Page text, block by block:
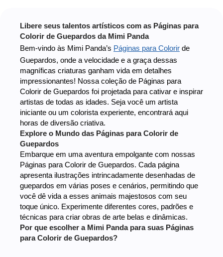
Libere seus talentos artísticos com as Páginas para
Colorir de Guepardos da Mimi Panda
Bem-vindo às Mimi Panda’s Páginas para Colorir de
Guepardos, onde a velocidade e a graça dessas
magníficas criaturas ganham vida em detalhes
impressionantes! Nossa coleção de Páginas para
Colorir de Guepardos foi projetada para cativar e inspirar
artistas de todas as idades. Seja você um artista
iniciante ou um colorista experiente, encontrará aqui
horas de diversão criativa.
Explore o Mundo das Páginas para Colorir de
Guepardos
Embarque em uma aventura empolgante com nossas
Páginas para Colorir de Guepardos. Cada página
apresenta ilustrações intrincadamente desenhadas de
guepardos em várias poses e cenários, permitindo que
você dê vida a esses animais majestosos com seu
toque único. Experimente diferentes cores, padrões e
técnicas para criar obras de arte belas e dinâmicas.
Por que escolher a Mimi Panda para suas Páginas
para Colorir de Guepardos?